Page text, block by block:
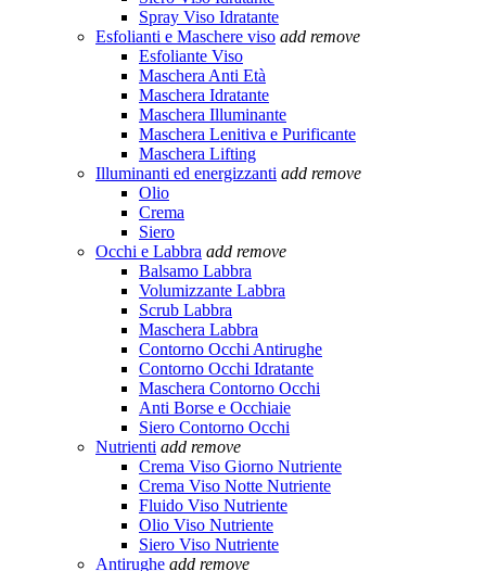
Spray Viso Idratante
Esfolianti e Maschere viso add remove
Esfoliante Viso
Maschera Anti Età
Maschera Idratante
Maschera Illuminante
Maschera Lenitiva e Purificante
Maschera Lifting
Illuminanti ed energizzanti add remove
Olio
Crema
Siero
Occhi e Labbra add remove
Balsamo Labbra
Volumizzante Labbra
Scrub Labbra
Maschera Labbra
Contorno Occhi Antirughe
Contorno Occhi Idratante
Maschera Contorno Occhi
Anti Borse e Occhiaie
Siero Contorno Occhi
Nutrienti add remove
Crema Viso Giorno Nutriente
Crema Viso Notte Nutriente
Fluido Viso Nutriente
Olio Viso Nutriente
Siero Viso Nutriente
Antirughe add remove